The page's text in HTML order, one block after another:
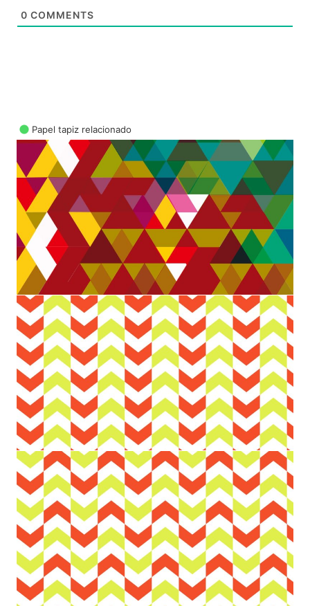
0 COMMENTS
Papel tapiz relacionado